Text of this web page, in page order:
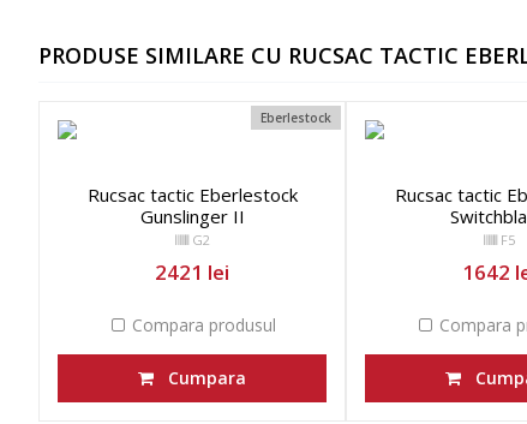
PRODUSE SIMILARE CU RUCSAC TACTIC
Eberlestock
Rucsac tactic Eberlestock
Gunslinger II
G2
2421 lei
Compara produsul
Cumpara
Rucsac tactic
F5
1642
Compara